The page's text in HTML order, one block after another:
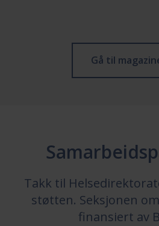
Gå til
Takk til
støtten. Seksjonen
finansiert av